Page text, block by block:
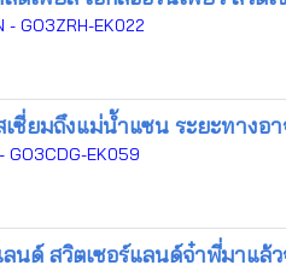
- GO3ZRH-EK022
เซี่ยมถึงแม่น้ำแซน ระยะทางอ
GO3CDG-EK059
ลนด์ สวิตเซอร์แลนด์จ๋าพี่มาแล้